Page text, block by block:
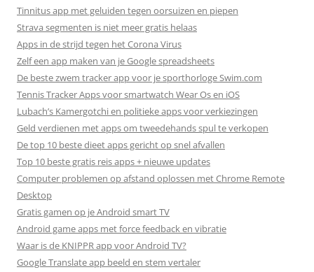
Tinnitus app met geluiden tegen oorsuizen en piepen
Strava segmenten is niet meer gratis helaas
Apps in de strijd tegen het Corona Virus
Zelf een app maken van je Google spreadsheets
De beste zwem tracker app voor je sporthorloge Swim.com
Tennis Tracker Apps voor smartwatch Wear Os en iOS
Lubach’s Kamergotchi en politieke apps voor verkiezingen
Geld verdienen met apps om tweedehands spul te verkopen
De top 10 beste dieet apps gericht op snel afvallen
Top 10 beste gratis reis apps + nieuwe updates
Computer problemen op afstand oplossen met Chrome Remote
Desktop
Gratis gamen op je Android smart TV
Android game apps met force feedback en vibratie
Waar is de KNIPPR app voor Android TV?
Google Translate app beeld en stem vertaler